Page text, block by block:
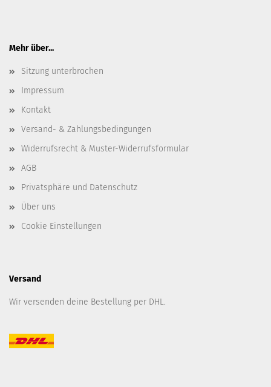
Mehr über...
Sitzung unterbrochen
Impressum
Kontakt
Versand- & Zahlungsbedingungen
Widerrufsrecht & Muster-Widerrufsformular
AGB
Privatsphäre und Datenschutz
Über uns
Cookie Einstellungen
Versand
Wir versenden deine Bestellung per DHL.